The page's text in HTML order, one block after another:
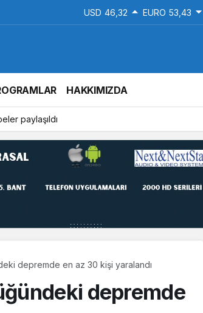
USD 46,32 EURO 53,43
HAKKIMIZDA
paylaşıldı
depremde en az 30 kişi yaralandı
depremde